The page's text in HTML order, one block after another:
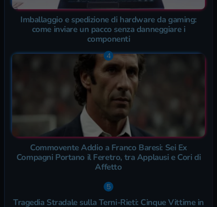
Imballaggio e spedizione di hardware da gaming:
come inviare un pacco senza danneggiare i
componenti
Commovente Addio a Franco Baresi: Sei Ex
Compagni Portano il Feretro, tra Applausi e Cori di
Affetto
Tragedia Stradale sulla Terni-Rieti: Cinque Vittime in